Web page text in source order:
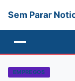
Sem Parar
EMPREGOS